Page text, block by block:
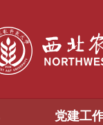
党建工